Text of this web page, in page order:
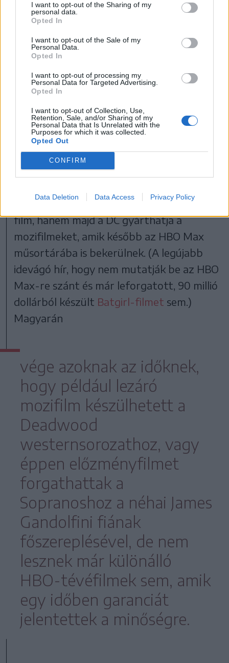
I want to opt-out of the Sharing of my
personal data.
Opted In
I want to opt-out of the Sale of my
Personal Data.
Opted In
I want to opt-out of processing my
Personal Data for Targeted Advertising.
Opted In
I want to opt-out of Collection, Use,
Retention, Sale, and/or Sharing of my
Personal Data that Is Unrelated with the
Purposes for which it was collected.
Opted Out
CONFIRM
Data Deletion Data Access Privacy Policy
A spórlás itt abban áll, hogy gyakorlatilag nem
tárolnak tovább a szervereken bizonyos
filmeket és sorozatokat, ugyanis ennek is
megvannak a költségeik, amiket az eltávolítással
semmissé tesznek, hiszen nem kell tovább
szerverköltségeket.
Zaslav ugyanakkor itt nem fog megállni,
hiszen korábban azt is egyértelművé
fognak, tehát nem lesz több HBO Original
film, hanem majd a DC gyárthatja a
mozifilmeket, amik később az HBO Max
műsortárába is bekerülnek. (A legújabb
idevágó hír, hogy nem mutatják be az HBO
Max-re szánt és már leforgatott, 90 millió
dollárból készült Batgirl-filmet sem.)
Magyarán
vége azoknak az időknek,
hogy például lezáró
mozifilm készülhetett a
Deadwood
westernsorozathoz, vagy
éppen előzményfilmet
forgathattak a
Sopranoshoz a néhai James
Gandolfini fiának
főszereplésével, de nem
lesznek már különálló
HBO-tévéfilmek sem, amik
egy időben garanciát
jelentettek a minőségre.